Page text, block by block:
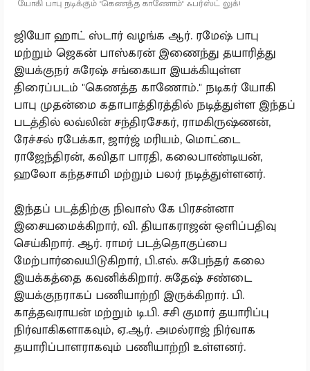
யோகி பாபு நடிக்கும் "கெணத்த காணோம்" ஃபர்ஸ்ட் லுக்!
ஜியோ ஹாட் ஸ்டார் வழங்க ஆர். ரமேஷ் பாபு
மற்றும் ஜெகன் பாஸ்கரன் இணைந்து தயாரித்து
இயக்குநர் சுரேஷ் சங்கையா இயக்கியுள்ள
திரைப்படம் "கெணத்த காணோம்." நடிகர் யோகி
பாபு முதன்மை கதாபாத்திரத்தில் நடித்துள்ள இந்தப்
படத்தில் லவ்லின் சந்திரசேகர், ராமகிருஷ்ணன்,
ரேச்சல் ரபேக்கா, ஜார்ஜ் மரியம், மொட்டை
ராஜேந்திரன், கவிதா பாரதி, கலைபாண்டியன்,
ஹலோ கந்தசாமி மற்றும் பலர் நடித்துள்ளனர்.
இந்தப் படத்திற்கு நிவாஸ் கே பிரசன்னா
இசையமைக்கிறார், வி. தியாகராஜன் ஒளிப்பதிவு
செய்கிறார். ஆர். ராமர் படத்தொகுப்பை
மேற்பார்வையிடுகிறார், பி.எல். சுபேந்தர் கலை
இயக்கத்தை கவனிக்கிறார். சுதேஷ் சண்டை
இயக்குநராகப் பணியாற்றி இருக்கிறார். பி.
காத்தவராயன் மற்றும் டி.பி. சசி குமார் தயாரிப்பு
நிர்வாகிகளாகவும், ஏ.ஆர். அமல்ராஜ் நிர்வாக
தயாரிப்பாளராகவும் பணியாற்றி உள்ளனர்.